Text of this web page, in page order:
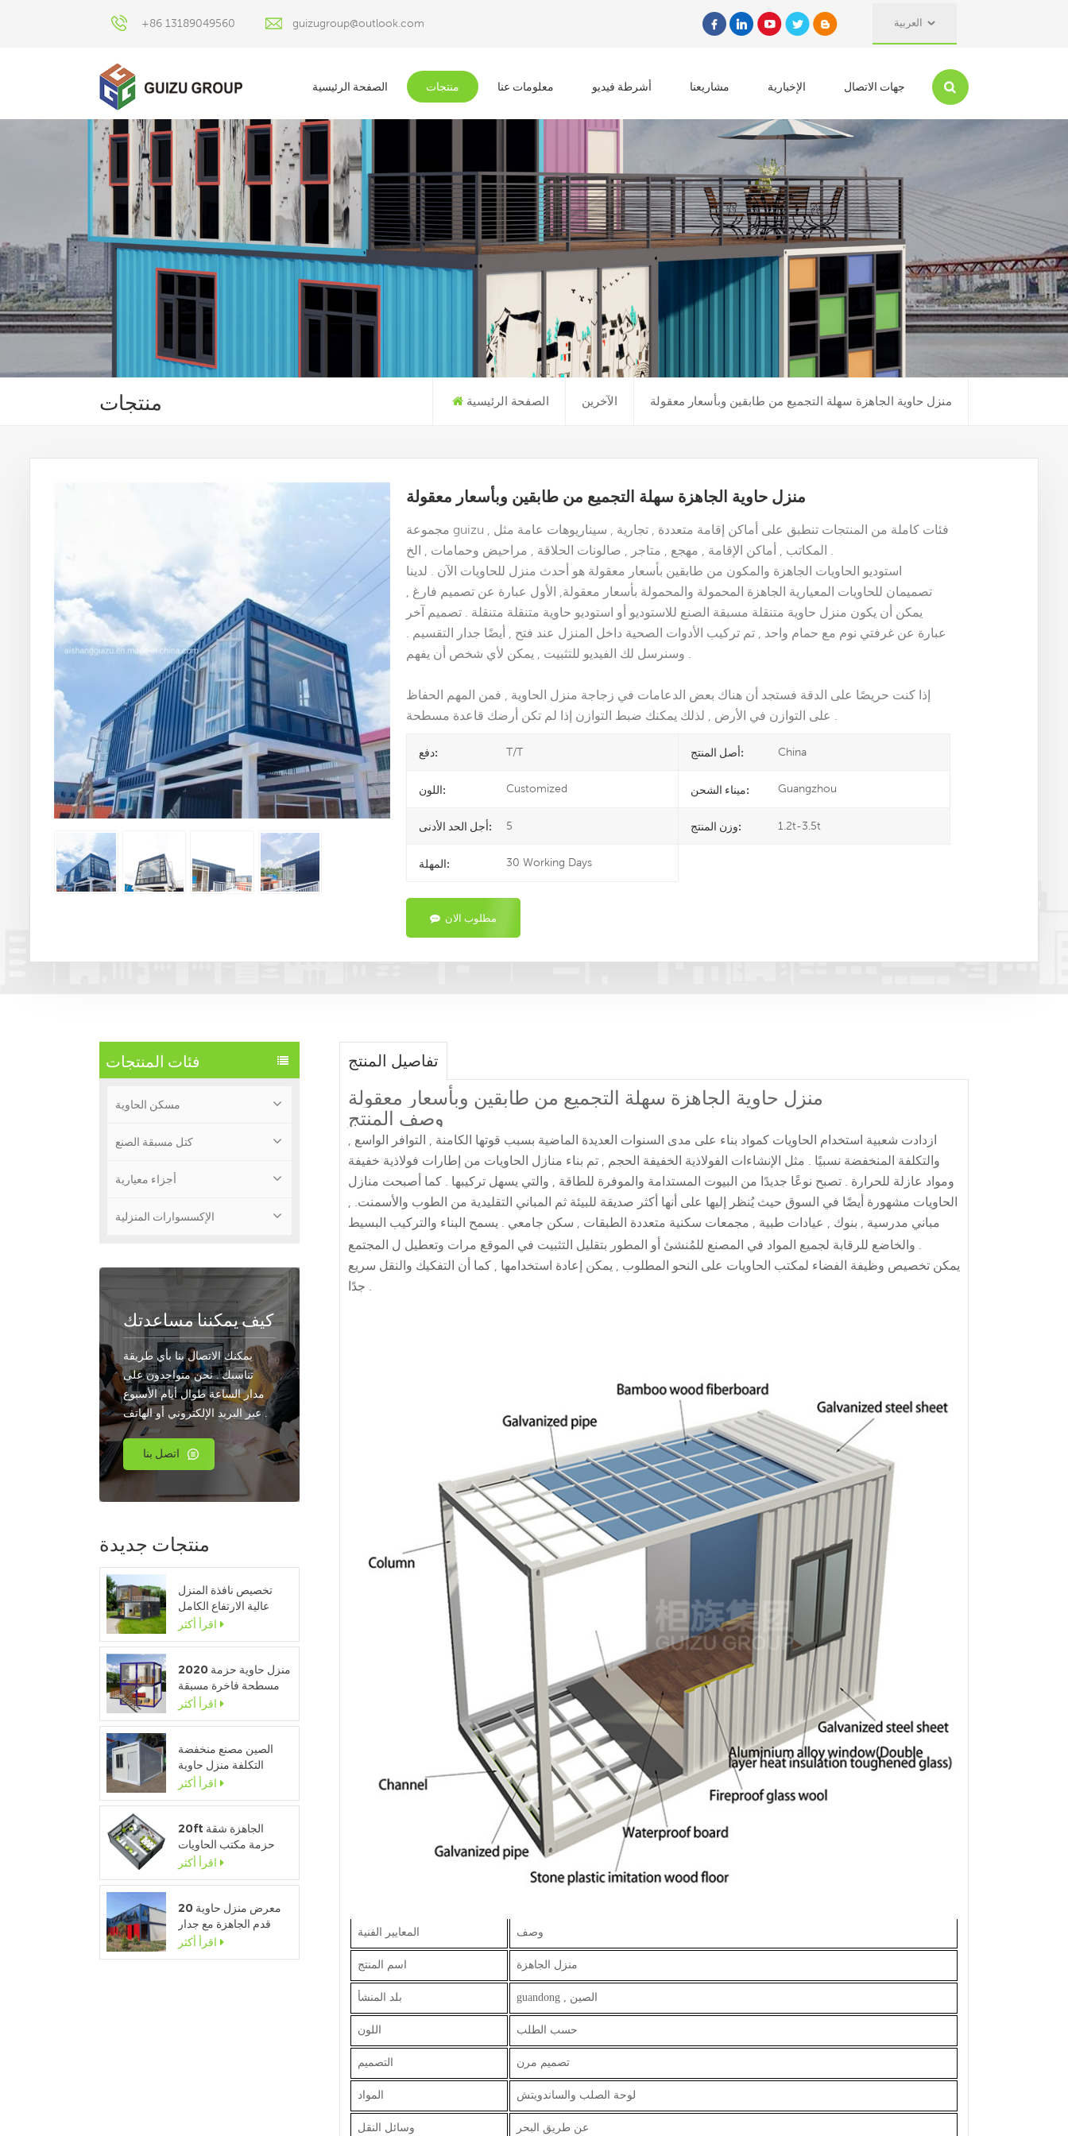
+86 13189049560 guizugroup@outlook.com العربية
الصفحة الرئيسية منتجات معلومات عنا أشرطة فيديو مشاريعنا الإخبارية جهات الاتصال
منتجات الصفحة الرئيسية الآخرين منزل حاوية الجاهزة سهلة التجميع من طابقين وبأسعار معقولة
منزل حاوية الجاهزة سهلة التجميع من طابقين وبأسعار معقولة
مجموعة guizu , فئات كاملة من المنتجات تنطبق على أماكن إقامة متعددة , تجارية , سيناريوهات عامة مثل
استوديو الحاويات الجاهزة والمكون من طابقين بأسعار معقولة هو أحدث منزل للحاويات الآن . لدينا
تصميمان للحاويات المعيارية الجاهزة المحمولة والمحمولة بأسعار معقولة الأول عبارة عن تصميم فارغ ,
يمكن أن يكون منزل حاوية متنقلة مسبقة الصنع للاستوديو أو استوديو حاوية متنقلة متنقلة . تصميم آخر
عبارة عن غرفتي نوم مع حمام واحد , تم تركيب الأدوات الصحية داخل المنزل عند فتح , أيضًا جدار التقسيم .
إذا كنت حريصًا على الدقة فستجد أن هناك بعض الدعامات في زجاجة منزل الحاوية , فمن المهم الحفاظ
دفع: T/T أصل المنتج: China
اللون: Customized ميناء الشحن: Guangzhou
أجل الحد الأدنى: 5 وزن المنتج: 1.2t-3.5t
المهلة: 30 Working Days
مطلوب الان
فئات المنتجات
مسكن الحاوية
كتل مسبقة الصنع
أجزاء معيارية
الإكسسوارات المنزلية
كيف يمكننا مساعدتك
يمكنك الاتصال بنا بأي طريقة
تناسبك . نحن متواجدون على
مدار الساعة طوال أيام الأسبوع
عبر البريد الإلكتروني أو الهاتف .
اتصل بنا
منتجات جديدة
تخصيص نافذة المنزل
عالية الارتفاع الكامل
وحدات المنزل المحمولة
اقرأ أكثر
2020 منزل حاوية حزمة
مسطحة فاخرة مسبقة
الصنع مع مطبخ وحمام
اقرأ أكثر
الصين مصنع منخفضة
التكلفة منزل حاوية
للانفصال للبيع
اقرأ أكثر
20ft الجاهزة شقة
حزمة مكتب الحاويات
المؤقتة لموقع البناء
اقرأ أكثر
معرض منزل حاوية 20
قدم الجاهزة مع جدار
زجاجي
اقرأ أكثر
تفاصيل المنتج
منزل حاوية الجاهزة سهلة التجميع من طابقين وبأسعار معقولة
وصف المنتج
ازدادت شعبية استخدام الحاويات كمواد بناء على مدى السنوات العديدة الماضية بسبب قوتها الكامنة , التوافر الواسع ,
والتكلفة المنخفضة نسبيًا . مثل الإنشاءات الفولاذية الخفيفة الحجم , تم بناء منازل الحاويات من إطارات فولاذية خفيفة
ومواد عازلة للحرارة . تصبح نوعًا جديدًا من البيوت المستدامة والموفرة للطاقة , والتي يسهل تركيبها . كما أصبحت منازل
الحاويات مشهورة أيضًا في السوق حيث يُنظر إليها على أنها أكثر صديقة للبيئة ثم المباني التقليدية من الطوب والأسمنت. ,
مباني مدرسية , بنوك , عيادات طبية , مجمعات سكنية متعددة الطبقات , سكن جامعي . يسمح البناء والتركيب البسيط
يمكن تخصيص وظيفة الفضاء لمكتب الحاويات على النحو المطلوب , يمكن إعادة استخدامها , كما أن التفكيك والنقل سريع
المعايير الفنية وصف
اسم المنتج منزل الجاهزة
بلد المنشأ guandong , الصين
اللون حسب الطلب
التصميم تصميم مرن
المواد لوحة الصلب والساندويتش
وسائل النقل عن طريق البحر